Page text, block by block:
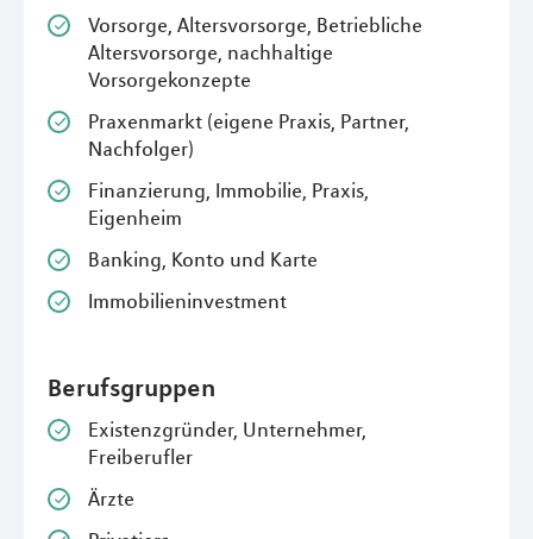
Vorsorge, Altersvorsorge, Betriebliche
Altersvorsorge, nachhaltige
Vorsorgekonzepte
Praxenmarkt (eigene Praxis, Partner,
Nachfolger)
Finanzierung, Immobilie, Praxis,
Eigenheim
Banking, Konto und Karte
Immobilieninvestment
Berufsgruppen
Existenzgründer, Unternehmer,
Freiberufler
Ärzte